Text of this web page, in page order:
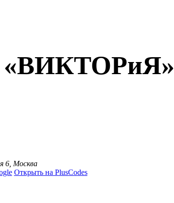
«ВИКТОРиЯ»
6, Москва
Открыть на PlusCodes